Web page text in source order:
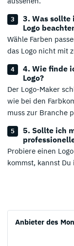
3. Was sollte
Logo
Wähle Farben
das Logo nicht mit
4. Wie finde
Logo?
Der Logo-Maker
wie bei den
muss zur Branche
5. Sollte ich
Probiere einen
kommst, kannst
Anbieter des